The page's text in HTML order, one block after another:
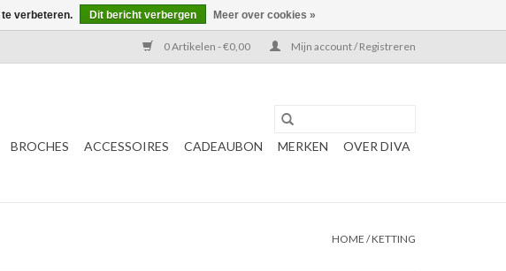
0 Artikelen - €0,00 Mijn account / Registreren
BROCHES ACCESSOIRES CADEAUBON MERKEN OVER DIVA
HOME /KETTING
verbeteren. Dit bericht verbergen Meer over cookies »